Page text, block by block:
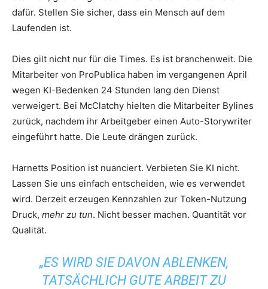
dafür. Stellen Sie sicher, dass ein Mensch auf dem
Laufenden ist.
Dies gilt nicht nur für die Times. Es ist branchenweit. Die
Mitarbeiter von ProPublica haben im vergangenen April
wegen KI-Bedenken 24 Stunden lang den Dienst
verweigert. Bei McClatchy hielten die Mitarbeiter Bylines
zurück, nachdem ihr Arbeitgeber einen Auto-Storywriter
eingeführt hatte. Die Leute drängen zurück.
Harnetts Position ist nuanciert. Verbieten Sie KI nicht.
Lassen Sie uns einfach entscheiden, wie es verwendet
wird. Derzeit erzeugen Kennzahlen zur Token-Nutzung
Druck, mehr zu tun. Nicht besser machen. Quantität vor
Qualität.
„ES WIRD SIE DAVON ABLENKEN,
TATSÄCHLICH GUTE ARBEIT ZU